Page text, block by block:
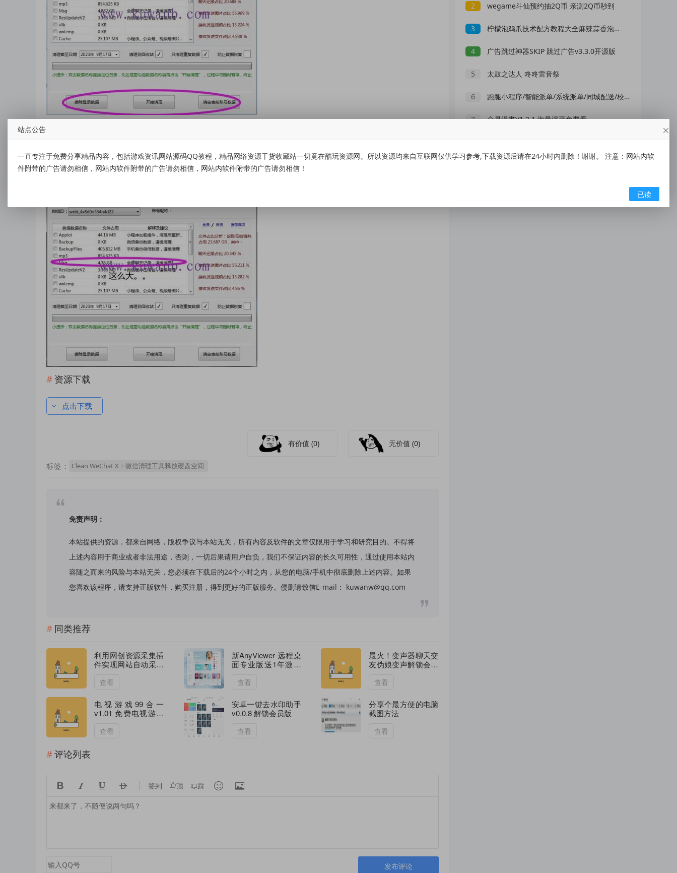
据泄漏或被恢复。
体积小巧却功能强大，Clean WeChat X 让你轻松释放硬盘空间，瞬间恢复几十GB的存储容量，让你的电脑焕然一新。
资源下载
点击下载
有价值(0) 无价值(0)
标签： Clean WeChat X：微信清理工具释放硬盘空间
免责声明：
本站提供的资源，都来自网络，版权争议与本站无关，所有内容及软件的文章仅限用于学习和研究目的。不得将
上述内容用于商业或者非法用途，否则，一切后果请用户自负，我们不保证内容的长久可用性，通过使用本站内
容随之而来的风险与本站无关，您必须在下载后的24个小时之内，从您的电脑/手机中彻底删除上述内容。如果
您喜欢该程序，请支持正版软件，购买注册，得到更好的正版服务。侵删请致信E-mail： kuwanw@qq.com
同类推荐
利用网创资源采集插
件实现网站自动采集
查看
新AnyViewer 远程桌
面专业版送1年激活
查看
最火！变声器聊天交
友伪娘变声解锁会员
查看
电视游戏99合一
v1.01 免费电视游戏
查看
安卓一键去水印助手
v0.0.8 解锁会员版
查看
分享个最方便的电脑
截图方法
查看
评论列表
    签到 顶 踩  
发布评论
2 wegame斗仙预约抽2Q币 亲测2Q币秒到
3 柠檬泡鸡爪技术配方教程大全麻辣蒜香泡椒凤爪小吃商用摆摊创业
4 广告跳过神器SKIP 跳过广告v3.3.0开源版
5 太鼓之达人 咚咚雷音祭
6 跑腿小程序/智能派单/系统派单/同城配送/校园跑腿/用户端+骑手端 ...
7 全是漫畫V1.2.1 海量漫画免费看
站点公告
一直专注于免费分享精品内容，包括游戏资讯网站源码QQ教程，精品网络资源干货收藏站一切竟在酷玩资源网。所以资源均来自互联网仅供学习参考,下载资源后请在24小时内删除！谢谢。 注意：网站内软
件附带的广告请勿相信，网站内软件附带的广告请勿相信，网站内软件附带的广告请勿相信！
已读